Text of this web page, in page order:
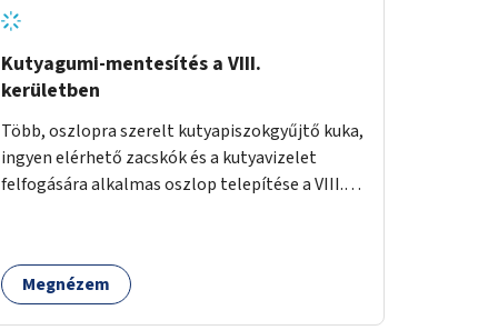
Kutyagumi-mentesítés a VIII.
kerületben
Több, oszlopra szerelt kutyapiszokgyűjtő kuka,
ingyen elérhető zacskók és a kutyavizelet
felfogására alkalmas oszlop telepítése a VIII.
Megnézem